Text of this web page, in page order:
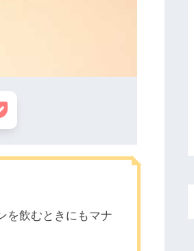
を飲むときにもマナ